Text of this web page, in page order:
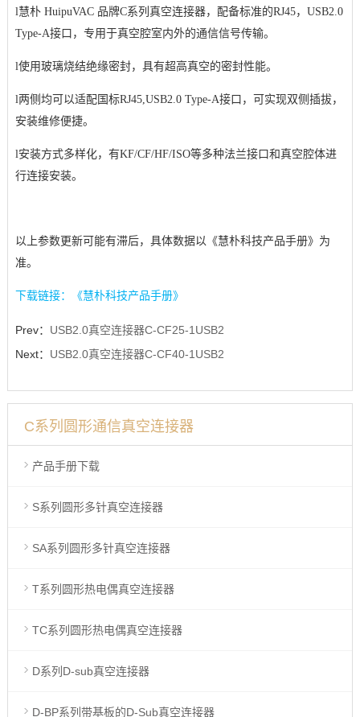
l慧朴 HuipuVAC 品牌C系列真空连接器，配备标准的RJ45，USB2.0
Type-A接口，专用于真空腔室内外的通信信号传输。
l使用玻璃烧结绝缘密封，具有超高真空的密封性能。
l两侧均可以适配国标RJ45,USB2.0 Type-A接口，可实现双侧插拔，
安装维修便捷。
l安装方式多样化，有KF/CF/HF/ISO等多种法兰接口和真空腔体进
行连接安装。
以上参数更新可能有滞后，具体数据以《慧朴科技产品手册》为
准。
下载链接：《慧朴科技产品手册》
Prev： USB2.0真空连接器C-CF25-1USB2
Next： USB2.0真空连接器C-CF40-1USB2
C系列圆形通信真空连接器
产品手册下载
S系列圆形多针真空连接器
SA系列圆形多针真空连接器
T系列圆形热电偶真空连接器
TC系列圆形热电偶真空连接器
D系列D-sub真空连接器
D-BP系列带基板的D-Sub真空连接器